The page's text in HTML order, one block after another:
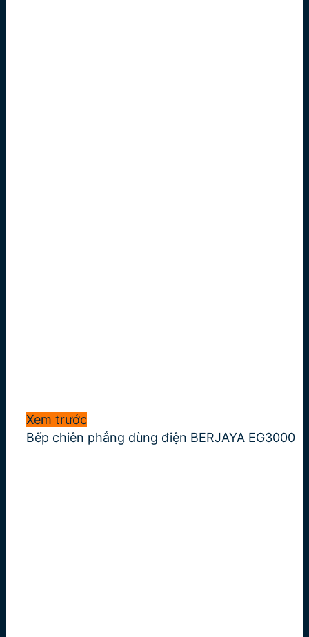
Xem trước
Bếp chiên phẳng dùng điện BERJAYA EG3000